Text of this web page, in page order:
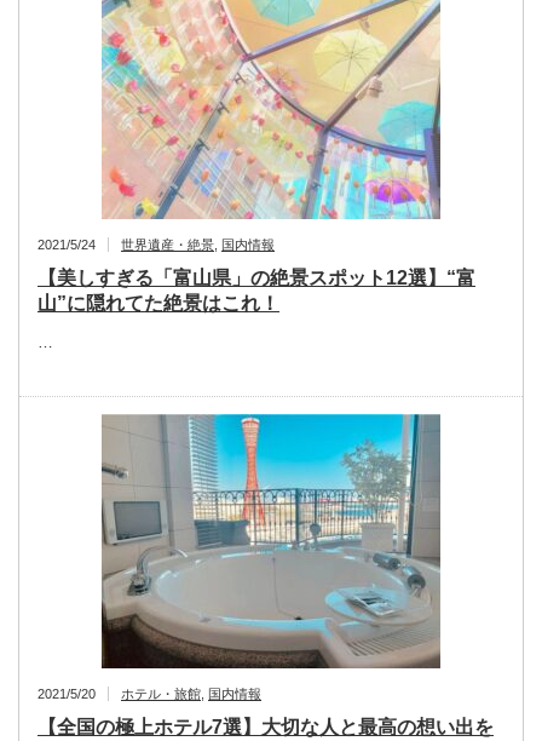
2021/5/24 世界遺産・絶景 国内情報
【美しすぎる「富山県」の絶景スポット12選】“富
山”に隠れてた絶景はこれ！
2021/5/20 ホテル・旅館 国内情報
【全国の極上ホテル7選】大切な人と最高の想い出を